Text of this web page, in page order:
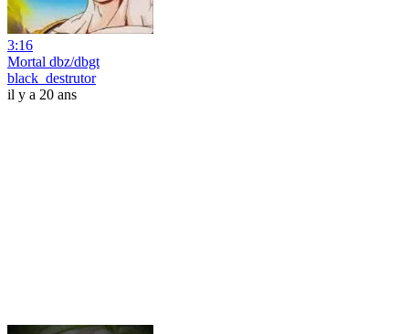
3:16
Mortal dbz/dbgt
black_destrutor
il y a 20 ans